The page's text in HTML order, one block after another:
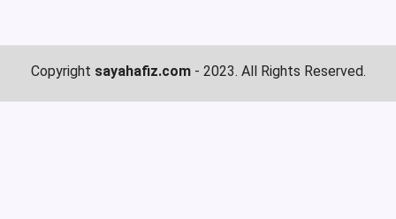
Copyright sayahafiz.com- 2023. All Rights Reserved.